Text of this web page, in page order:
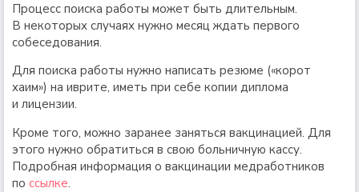
Процесс поиска работы может быть длительным.
В некоторых случаях нужно месяц ждать первого
собеседования.
Для поиска работы нужно написать резюме («корот
хаим») на иврите, иметь при себе копии диплома
и лицензии.
Кроме того, можно заранее заняться вакцинацией. Для
этого нужно обратиться в свою больничную кассу.
Подробная информация о вакцинации медработников
по ссылке.